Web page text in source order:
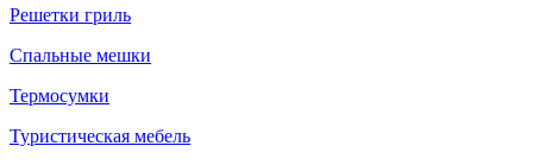
Решетки гриль
Спальные мешки
Термосумки
Туристическая мебель